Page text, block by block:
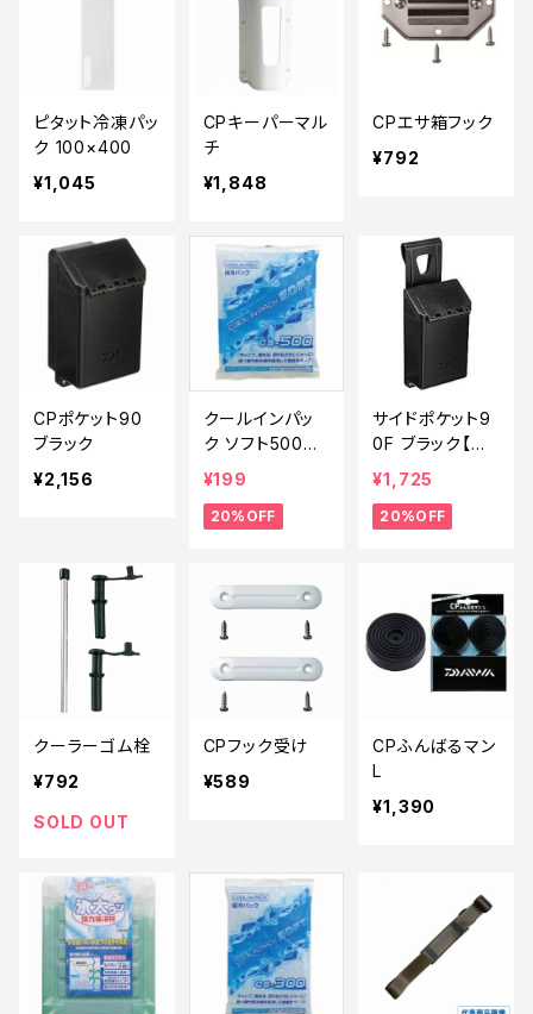
ピタット冷凍パッ
ク 100×400
¥1,045
CPキーパーマル
チ
¥1,848
CPエサ箱フック
¥792
CPポケット90
ブラック
¥2,156
クールインパッ
ク ソフト500
【特価装備】【2
¥199
20%OFF
サイドポケット9
0F ブラック【特
価装備】【20】
¥1,725
20%OFF
クーラーゴム栓
¥792
SOLD OUT
CPフック受け
¥589
CPふんばるマン
L
¥1,390